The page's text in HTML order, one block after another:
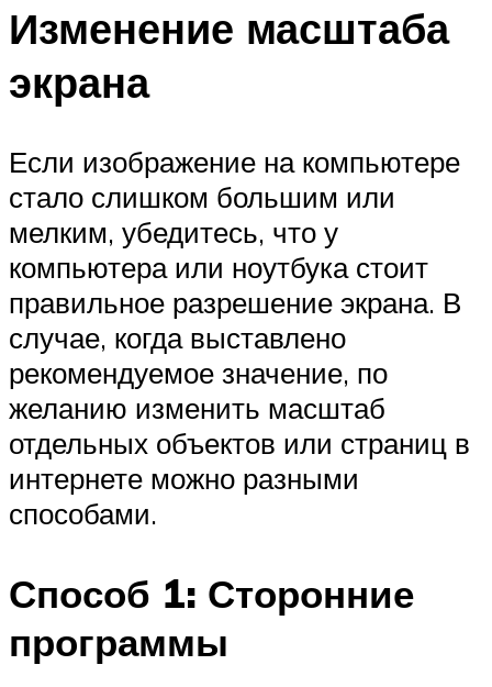
Изменение масштаба
экрана
Если изображение на компьютере
стало слишком большим или
мелким, убедитесь, что у
компьютера или ноутбука стоит
правильное разрешение экрана. В
случае, когда выставлено
рекомендуемое значение, по
желанию изменить масштаб
отдельных объектов или страниц в
интернете можно разными
способами.
Способ 1: Сторонние
программы